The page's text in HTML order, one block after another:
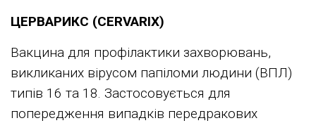
ЦЕРВАРИКС (CERVARIX)
Вакцина для профілактики захворювань,
викликаних вірусом папіломи людини (ВПЛ)
типів 16 та 18. Застосовується для
попередження випадків передракових